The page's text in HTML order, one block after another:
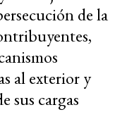
de la
al exterior y
sus cargas